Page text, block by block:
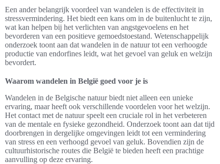
Een ander belangrijk voordeel van wandelen is de effectiviteit in
stressvermindering. Het biedt een kans om in de buitenlucht te zijn,
wat kan helpen bij het verlichten van angstgevoelens en het
bevorderen van een positieve gemoedstoestand. Wetenschappelijk
onderzoek toont aan dat wandelen in de natuur tot een verhoogde
productie van endorfines leidt, wat het gevoel van geluk en welzijn
bevordert.
Waarom wandelen in België goed voor je is
Wandelen in de Belgische natuur biedt niet alleen een unieke
ervaring, maar heeft ook verschillende voordelen voor het welzijn.
Het contact met de natuur speelt een cruciale rol in het verbeteren
van de mentale en fysieke gezondheid. Onderzoek toont aan dat tijd
doorbrengen in dergelijke omgevingen leidt tot een vermindering
van stress en een verhoogd gevoel van geluk. Bovendien zijn de
cultuurhistorische routes die België te bieden heeft een prachtige
aanvulling op deze ervaring.